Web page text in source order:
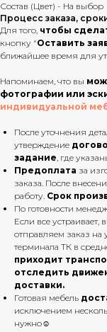
Состав (Цвет) - На выбор
Процесс заказа,
Для того, чтобы
кнопку "Оставить
ближайшее время для
Напоминаем, что вы
фотографии или
индивидуальной
После уточнения
утверждение
задание, где
Предоплата за
заказа. После
работу. Срок
По готовности
Если все
отправляем заказ на
терминала ТК в
приходит
отследить
доставки.
Готовая мебель
исключением
нужно☺